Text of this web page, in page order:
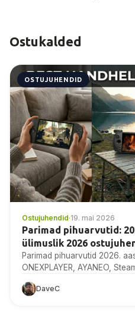
Ostukalded
OSTUJUHENDID
Ostujuhendid·19. mai 2026
Parimad pihuarvutid:
ülimuslik 2026
Parimad pihuarvutid 2026.
ONEXPLAYER, AYANEO,
ostunõuannetega.
DaveC